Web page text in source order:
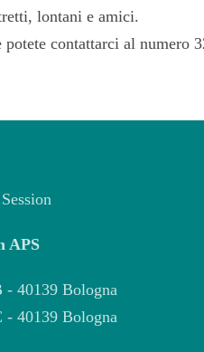
lontani e amici.
contattarci al numero
APS
- 40139 Bologna
- 40139 Bologna